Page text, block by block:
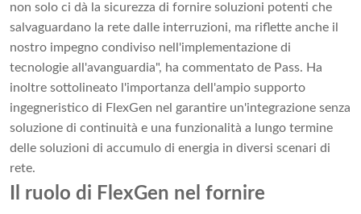
non solo ci dà la sicurezza di fornire soluzioni potenti che
salvaguardano la rete dalle interruzioni, ma riflette anche il
nostro impegno condiviso nell'implementazione di
tecnologie all'avanguardia", ha commentato de Pass. Ha
inoltre sottolineato l'importanza dell'ampio supporto
ingegneristico di FlexGen nel garantire un'integrazione senza
soluzione di continuità e una funzionalità a lungo termine
delle soluzioni di accumulo di energia in diversi scenari di
rete.
Il ruolo di FlexGen nel fornire